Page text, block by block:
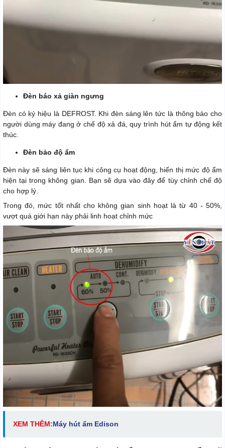
Đèn báo xả giàn ngưng
Đèn có ký hiệu là DEFROST. Khi đèn sáng lên tức là thông báo cho
người dùng máy đang ở chế độ xả đá, quy trình hút ẩm tự động kết
thúc.
Đèn bảo độ ẩm
Đèn này sẽ sáng liên tục khi công cụ hoạt động, hiển thị mức độ ẩm
hiện tại trong không gian. Bạn sẽ dựa vào đây để tùy chỉnh chế độ
cho hợp lý.
Trong đó, mức tốt nhất cho không gian sinh hoạt là từ 40 - 50%,
vượt quá giới hạn này phải linh hoạt chỉnh mức
XEM THÊM:Máy hút ẩm Edison